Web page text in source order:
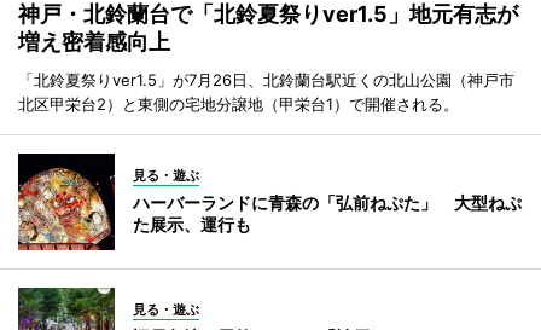
神戸・北鈴蘭台で「北鈴夏祭りver1.5」地元有志が
増え密着感向上
「北鈴夏祭りver1.5」が7月26日、北鈴蘭台駅近くの北山公園（神戸市
北区甲栄台2）と東側の宅地分譲地（甲栄台1）で開催される。
見る・遊ぶ
ハーバーランドに青森の「弘前ねぷた」 大型ねぷ
た展示、運行も
見る・遊ぶ